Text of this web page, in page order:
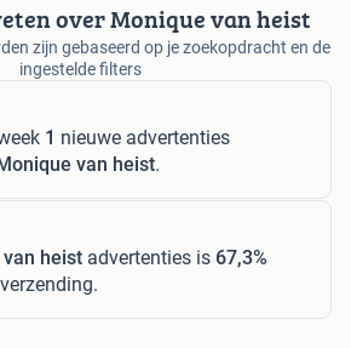
over Monique van heist
zijn gebaseerd op je zoekopdracht en de
ingestelde filters
1 nieuwe advertenties
van heist.
heist advertenties is 67,3%